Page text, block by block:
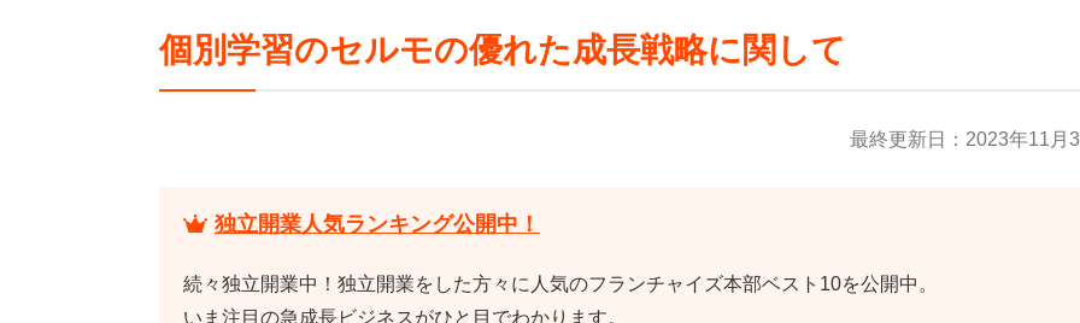
業種 無店舗系 小売業
1001万円以上
エリア 東海 近畿
ランキング
個別学習のセルモの優れた成長戦略に関して
最終更新日： 2023年11月
独立開業人気ランキング公開中！
続々独立開業中！独立開業をした方々に人気のフランチャイズ本部ベスト10を公開中。
いま注目の急成長ビジネスがひと目でわかります。